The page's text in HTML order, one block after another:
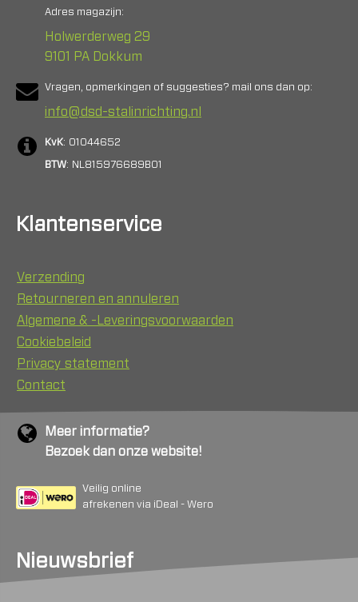
Adres magazijn:
Holwerderweg 29
9101 PA Dokkum
Vragen, opmerkingen of suggesties? mail ons dan op:
info@dsd-stalinrichting.nl
KvK: 01044652
BTW: NL815976689B01
Klantenservice
Verzending
Retourneren en annuleren
Algemene & -Leveringsvoorwaarden
Cookiebeleid
Privacy statement
Contact
Meer informatie?
Bezoek dan onze website!
Veilig online
afrekenen via iDeal - Wero
Nieuwsbrief